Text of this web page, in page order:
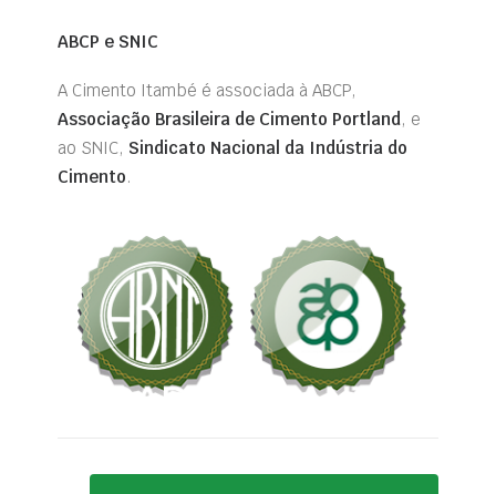
ABCP e SNIC
A Cimento Itambé é associada à ABCP,
Associação Brasileira de Cimento Portland, e
ao SNIC, Sindicato Nacional da Indústria do
Cimento.